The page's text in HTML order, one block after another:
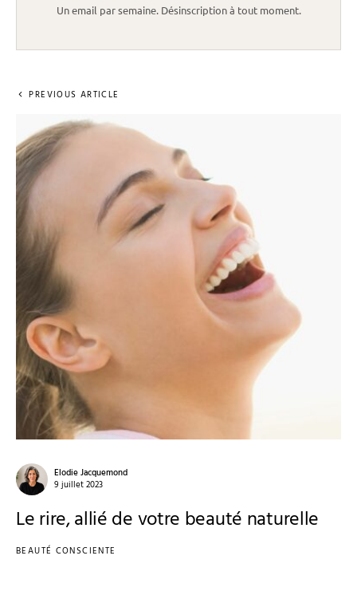
Un email par semaine. Désinscription à tout moment.
PREVIOUS ARTICLE
Elodie Jacquemond
9 juillet 2023
Le rire, allié de votre beauté naturelle
BEAUTÉ CONSCIENTE